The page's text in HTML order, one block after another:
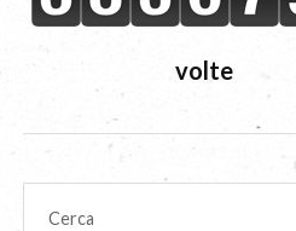
volte